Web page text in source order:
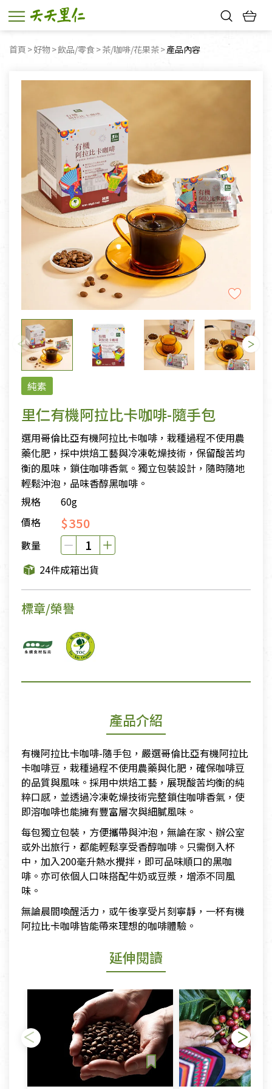
首頁 好物 飲品/零食 茶/咖啡/花果茶 目前頁面：
產品內容
純素
里仁有機阿拉比卡咖啡-隨手包
選用哥倫比亞有機阿拉比卡咖啡，栽種過程不使用農
藥化肥，採中烘焙工藝與冷凍乾燥技術，保留酸苦均
衡的風味，鎖住咖啡香氣。獨立包裝設計，隨時隨地
輕鬆沖泡，品味香醇黑咖啡。
規格
60g
價格
$350
數量
24件成箱出貨
標章/榮譽
產品介紹
有機阿拉比卡咖啡-隨手包，嚴選哥倫比亞有機阿拉比
卡咖啡豆，栽種過程不使用農藥與化肥，確保咖啡豆
的品質與風味。採用中烘焙工藝，展現酸苦均衡的純
粹口感，並透過冷凍乾燥技術完整鎖住咖啡香氣，使
即溶咖啡也能擁有豐富層次與細膩風味。
每包獨立包裝，方便攜帶與沖泡，無論在家、辦公室
或外出旅行，都能輕鬆享受香醇咖啡。只需倒入杯
中，加入200毫升熱水攪拌，即可品味順口的黑咖
啡。亦可依個人口味搭配牛奶或豆漿，增添不同風
味。
無論晨間喚醒活力，或午後享受片刻寧靜，一杯有機
阿拉比卡咖啡皆能帶來理想的咖啡體驗。
延伸閱讀